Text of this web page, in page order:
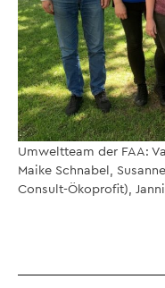
Umweltteam der FAA:
Maike Schnabel,
Consult-Ökoprofit),